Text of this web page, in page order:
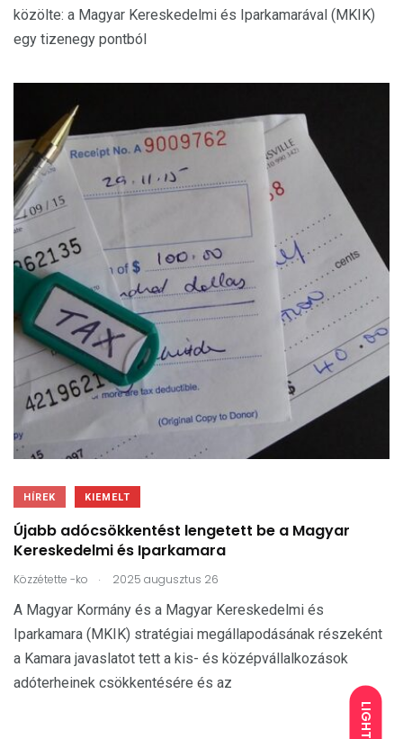
LIGHT
közölte: a Magyar Kereskedelmi és Iparkamarával (MKIK)
egy tizenegy pontból
HÍREK KIEMELT
Újabb adócsökkentést lengetett be a Magyar
Kereskedelmi és Iparkamara
Közzétette -ko . 2025 augusztus 26
A Magyar Kormány és a Magyar Kereskedelmi és
Iparkamara (MKIK) stratégiai megállapodásának részeként
a Kamara javaslatot tett a kis- és középvállalkozások
adóterheinek csökkentésére és az